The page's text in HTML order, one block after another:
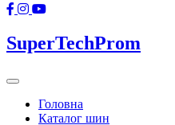
SuperTechProm
Головна
Каталог шин